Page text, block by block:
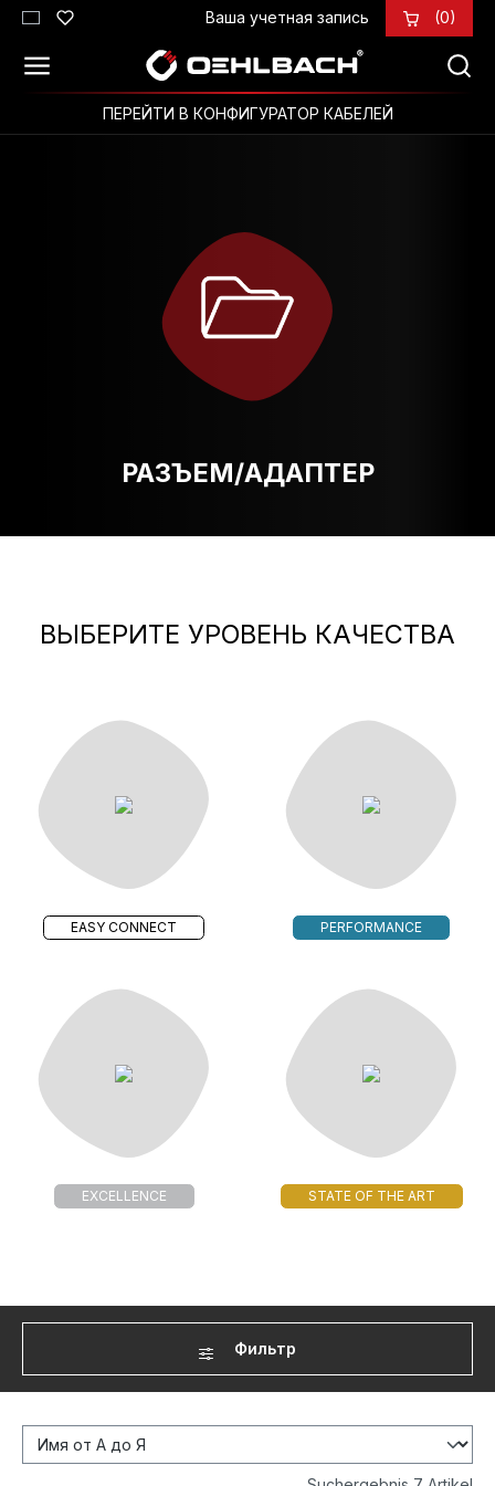
Перейти к основному содержанию
Ваша учетная запись (0)
ПЕРЕЙТИ В КОНФИГУРАТОР КАБЕЛЕЙ
РАЗЪЕМ/АДАПТЕР
ВЫБЕРИТЕ УРОВЕНЬ КАЧЕСТВА
EASY CONNECT PERFORMANCE
EXCELLENCE STATE OF THE ART
Фильтр